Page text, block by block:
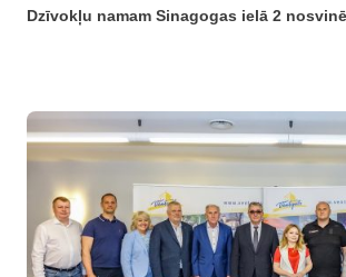
Dzīvokļu namam Sinagogas ielā 2